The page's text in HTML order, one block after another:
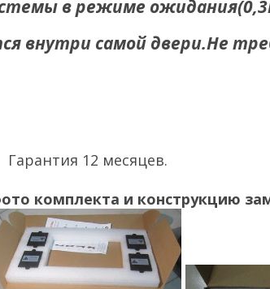
в режиме
внутри самой двери.Не
Гарантия 12 месяцев.
комплекта и конструкцию